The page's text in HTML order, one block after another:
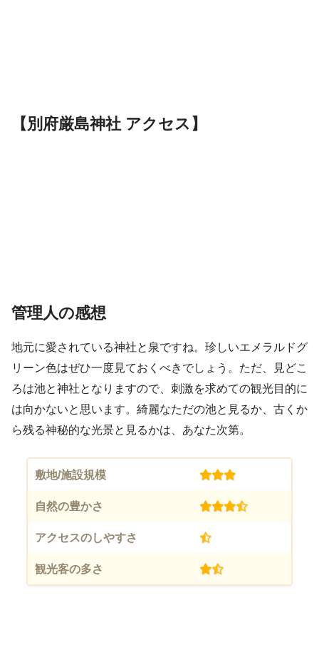
【別府厳島神社 アクセス】
管理人の感想
地元に愛されている神社と泉ですね。珍しいエメラルドグ
リーン色はぜひ一度見ておくべきでしょう。ただ、見どこ
ろは池と神社となりますので、刺激を求めての観光目的に
は向かないと思います。綺麗なただの池と見るか、古くか
ら残る神秘的な光景と見るかは、あなた次第。
敷地/施設規模
自然の豊かさ
アクセスのしやすさ
観光客の多さ